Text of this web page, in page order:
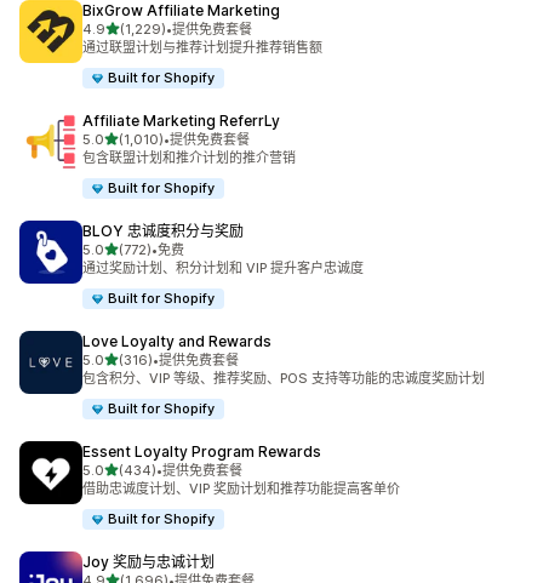
BixGrow Affiliate Marketing
4.9星（满分 5 星）
(1,229)
总共 1229 条评论
•提供免费套餐
通过联盟计划与推荐计划提升推荐销售额
Built for Shopify
Affiliate Marketing ReferrLy
5.0星（满分 5 星）
(1,010)
总共 1010 条评论
•提供免费套餐
包含联盟计划和推介计划的推介营销
Built for Shopify
BLOY 忠诚度积分与奖励
5.0星（满分 5 星）
(772)
总共 772 条评论
•免费
通过奖励计划、积分计划和 VIP 提升客户忠诚度
Built for Shopify
Love Loyalty and Rewards
5.0星（满分 5 星）
(316)
总共 316 条评论
•提供免费套餐
包含积分、VIP 等级、推荐奖励、POS 支持等功能的忠诚度奖励计划
Built for Shopify
Essent Loyalty Program Rewards
5.0星（满分 5 星）
(434)
总共 434 条评论
•提供免费套餐
借助忠诚度计划、VIP 奖励计划和推荐功能提高客单价
Built for Shopify
Joy 奖励与忠诚计划
星（满分 5 星）